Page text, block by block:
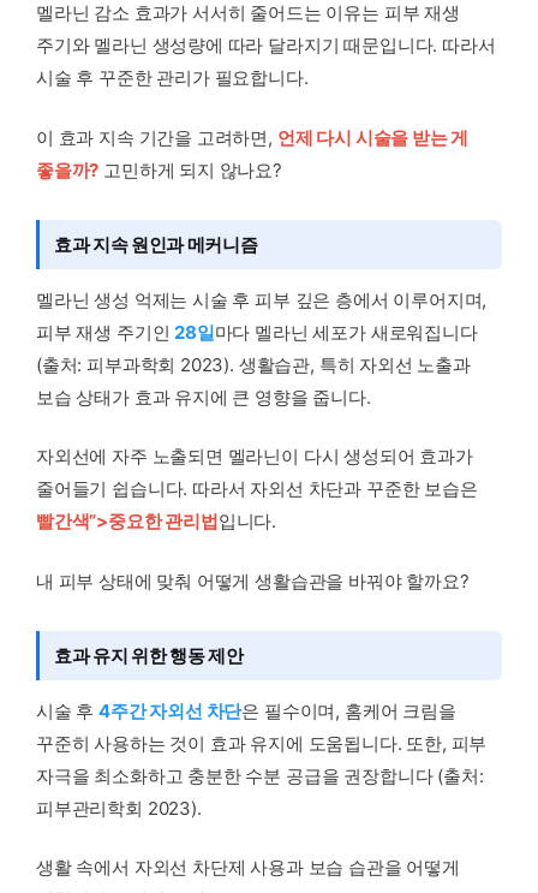
멜라닌 감소 효과가 서서히 줄어드는 이유는 피부 재생
주기와 멜라닌 생성량에 따라 달라지기 때문입니다. 따라서
시술 후 꾸준한 관리가 필요합니다.
이 효과 지속 기간을 고려하면, 언제 다시 시술을 받는 게
좋을까? 고민하게 되지 않나요?
효과 지속 원인과 메커니즘
멜라닌 생성 억제는 시술 후 피부 깊은 층에서 이루어지며,
피부 재생 주기인 28일마다 멜라닌 세포가 새로워집니다
(출처: 피부과학회 2023). 생활습관, 특히 자외선 노출과
보습 상태가 효과 유지에 큰 영향을 줍니다.
자외선에 자주 노출되면 멜라닌이 다시 생성되어 효과가
줄어들기 쉽습니다. 따라서 자외선 차단과 꾸준한 보습은
빨간색”>중요한 관리법입니다.
내 피부 상태에 맞춰 어떻게 생활습관을 바꿔야 할까요?
효과 유지 위한 행동 제안
시술 후4주간 자외선 차단은 필수이며, 홈케어 크림을
꾸준히 사용하는 것이 효과 유지에 도움됩니다. 또한, 피부
자극을 최소화하고 충분한 수분 공급을 권장합니다 (출처:
피부관리학회 2023).
생활 속에서 자외선 차단제 사용과 보습 습관을 어떻게